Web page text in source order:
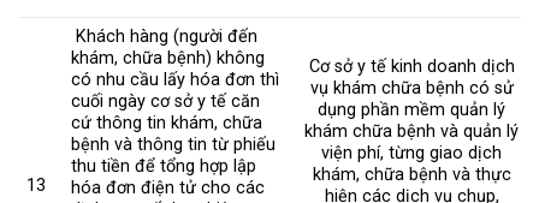
13
Khách hàng (người đến
khám, chữa bệnh) không
có nhu cầu lấy hóa đơn thì
cuối ngày cơ sở y tế căn
cứ thông tin khám, chữa
bệnh và thông tin từ phiếu
thu tiền để tổng hợp lập
hóa đơn điện tử cho các
Cơ sở y tế kinh doanh dịch
vụ khám chữa bệnh có sử
dụng phần mềm quản lý
khám chữa bệnh và quản lý
viện phí, từng giao dịch
khám, chữa bệnh và thực
hiện các dịch vụ chụp,